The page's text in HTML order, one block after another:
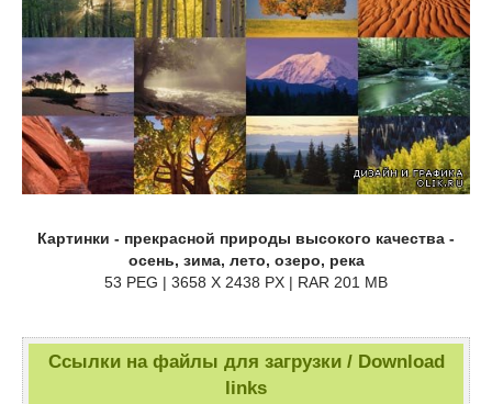
Картинки - прекрасной природы высокого качества -
осень, зима, лето, озеро, река
53 PEG | 3658 X 2438 PX | RAR 201 MB
Ссылки на файлы для загрузки / Download
links